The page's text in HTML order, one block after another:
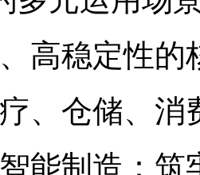
高稳定性
、仓储、
智能制造：